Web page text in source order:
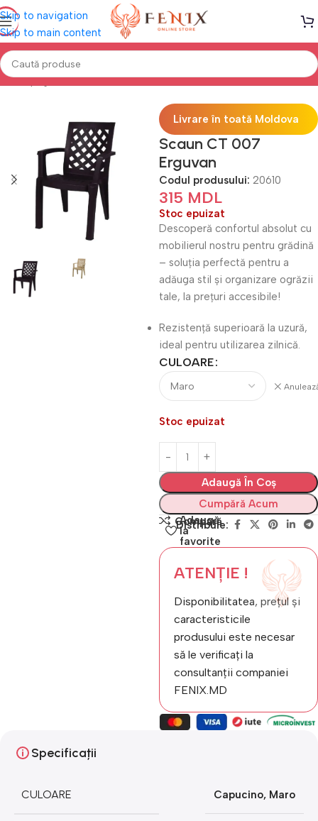
Skip to navigation
Skip to main content
Prima pagină Mobilă TERASĂ & GRĂDINĂ Scaune Terasă
Livrare în toată Moldova
Scaun CT 007
Erguvan
Codul produsului: 20610
315 MDL
Stoc epuizat
Descoperă confortul absolut cu
mobilierul nostru pentru grădină
– soluția perfectă pentru a
adăuga stil și organizare ogrăzii
tale, la prețuri accesibile!
Rezistență superioară la uzură,
ideal pentru utilizarea zilnică.
CULOARE
Stoc epuizat
Adaugă În Coș
Cumpără Acum
Compară
Adaugă
la
favorite
Distribuie:
ATENȚIE !
Disponibilitatea, prețul și
caracteristicile
produsului este necesar
să le verificați la
consultanții companiei
FENIX.MD
Specificații
CULOARE Capucino, Maro